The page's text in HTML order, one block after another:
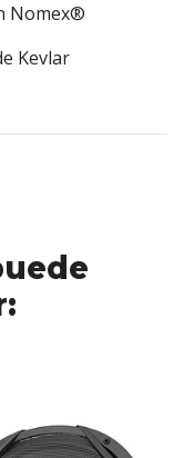
Nomex®
Kevlar